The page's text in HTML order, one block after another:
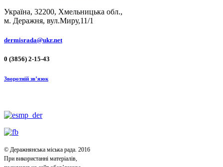
Україна, 32200, Хмельницька обл.,
м. Деражня, вул.Миру,11/1
dermisrada@ukr.net
0 (3856) 2-15-43
Зворотній зв’язок
© Деражнянська міська рада. 2016
При використанні матеріалів,